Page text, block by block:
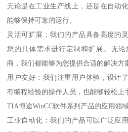
无论是在工业生产线上，还是在自动
能够保持可靠的运行。
灵活可扩展：我们的产品具备高度的
您的具体需求进行定制和扩展。无
商，我们都能够为您提供合适的解决方
用户友好：我们注重用户体验，设计
有编程经验的操作人员，也能够轻松上
TIA博途WinCC软件系列产品的应用领域
工业自动化：我们的产品可以广泛应